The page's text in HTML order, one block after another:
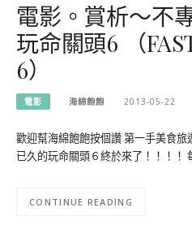
電影。賞析～不
玩命關頭6 （
6）
電影 海綿飽飽 2013-05-22
歡迎幫海綿飽飽按個讚 第一手美食
已久的玩命關頭６終於來了！！！！
CONTINUE READING